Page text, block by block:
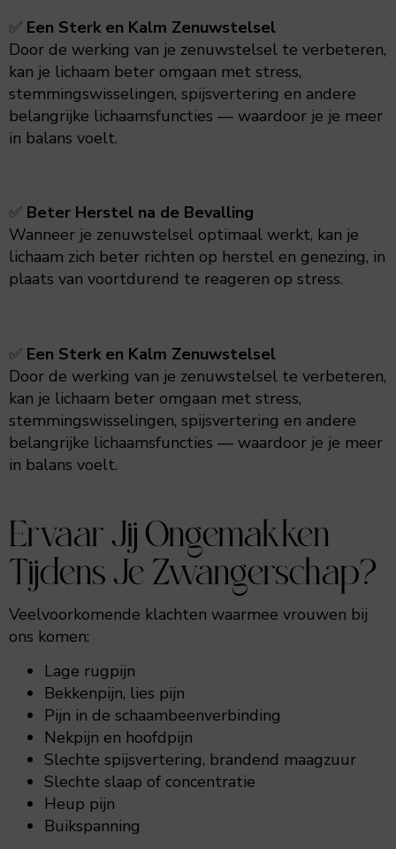
✅ Een Sterk en Kalm Zenuwstelsel
Door de werking van je zenuwstelsel te verbeteren,
kan je lichaam beter omgaan met stress,
stemmingswisselingen, spijsvertering en andere
belangrijke lichaamsfuncties — waardoor je je meer
in balans voelt.
✅ Beter Herstel na de Bevalling
Wanneer je zenuwstelsel optimaal werkt, kan je
lichaam zich beter richten op herstel en genezing, in
plaats van voortdurend te reageren op stress.
✅ Een Sterk en Kalm Zenuwstelsel
Door de werking van je zenuwstelsel te verbeteren,
kan je lichaam beter omgaan met stress,
stemmingswisselingen, spijsvertering en andere
belangrijke lichaamsfuncties — waardoor je je meer
in balans voelt.
Ervaar Jij Ongemakken
Tijdens Je Zwangerschap?
Veelvoorkomende klachten waarmee vrouwen bij
ons komen:
Lage rugpijn
Bekkenpijn, lies pijn
Pijn in de schaambeenverbinding
Nekpijn en hoofdpijn
Slechte spijsvertering, brandend maagzuur
Slechte slaap of concentratie
Heup pijn
Buikspanning